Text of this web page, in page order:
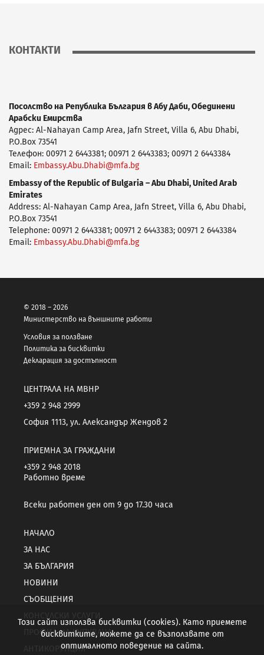
КОНТАКТИ
Посолство на Република България в Абу Даби, Обединени
Арабски Емирства
Адрес: Al-Nahayan Camp Area, Jafn Street, Villa 6, Abu Dhabi,
P.O.Box 73541
Телефон: 00971 2 6443381; 00971 2 6443383; 00971 2 6443384
Email: Embassy.Abu.Dhabi@mfa.bg
Embassy of the Republic of Bulgaria – Abu Dhabi, United Arab
Emirates
Address: Al-Nahayan Camp Area, Jafn Street, Villa 6, Abu Dhabi,
P.O.Box 73541
Telephone: 00971 2 6443381; 00971 2 6443383; 00971 2 6443384
Email: Embassy.Abu.Dhabi@mfa.bg
© 2018 – 2026
Министерство на външните работи
Условия за ползване
Политика за бисквитки
Декларация за достъпност
ЦЕНТРАЛА НА МВНР
+359 2 948 2999
София 1113, ул. Александър Жендов 2
ПРИЕМНА ЗА ГРАЖДАНИ
+359 2 948 2018
Работно време
Всеки работен ден от 9 до 17.30 часа
НАЧАЛО
ЗА НАС
ЗА БЪЛГАРИЯ
НОВИНИ
СЪОБЩЕНИЯ
КОНСУЛСКИ УСЛУГИ
ПРОФИЛ НА КУПУВАЧА
АНТИКОРУПЦИЯ
Този сайт използва бисквитки (cookies). Като приемете
бисквитките, можете да се възползвате от
оптималното поведение на сайта.